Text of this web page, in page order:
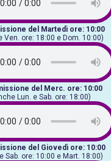
del Martedì ore: 10:00
Ven. ore: 18:00 e Dom. 10:00)
del Merc. ore: 10:00
Lun. e Sab. ore: 18:00)
del Giovedì ore: 10:00
Sab. ore: 10:00 e Mart. 18:00)